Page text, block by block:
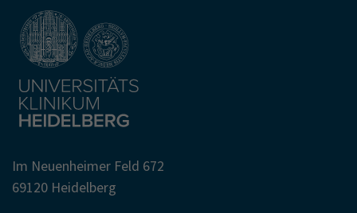
Im Neuenheimer Feld 672
69120 Heidelberg